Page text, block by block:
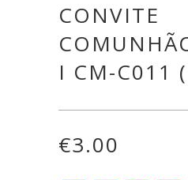
CONVITE
I CM-C011
€3.00